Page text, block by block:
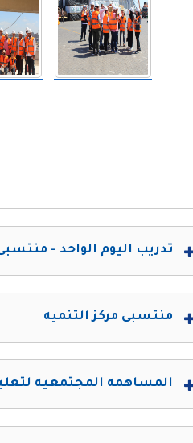
تدريب اليوم الواحد -
منتسبى مركز التنميه
المساهمه المجتمعيه